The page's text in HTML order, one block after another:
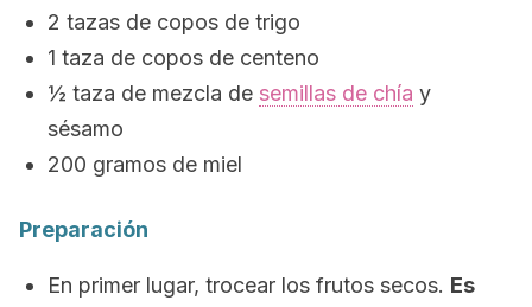
2 tazas de copos de trigo
1 taza de copos de centeno
½ taza de mezcla de semillas de chía y
sésamo
200 gramos de miel
Preparación
En primer lugar, trocear los frutos secos. Es